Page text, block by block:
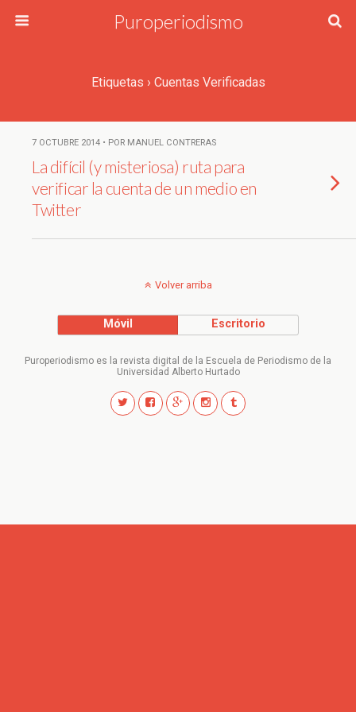
Puroperiodismo
Etiquetas › Cuentas Verificadas
7 OCTUBRE 2014 • POR MANUEL CONTRERAS
La difícil (y misteriosa) ruta para
verificar la cuenta de un medio en
Twitter
Volver arriba
Móvil Escritorio
Puroperiodismo es la revista digital de la Escuela de Periodismo de la
Universidad Alberto Hurtado